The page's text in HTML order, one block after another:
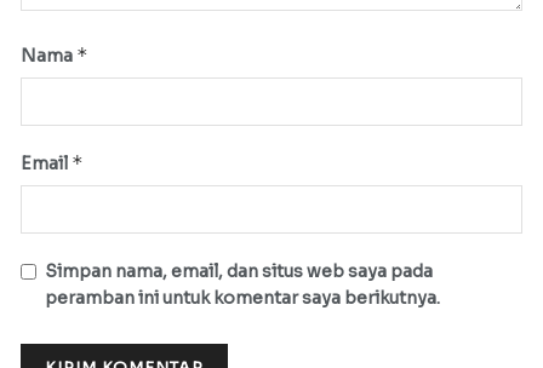
Nama *
Email *
Simpan nama, email, dan situs web saya pada
peramban ini untuk komentar saya berikutnya.